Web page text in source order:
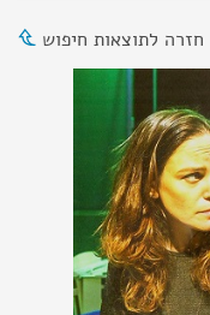
חזרה לתוצאות חיפוש